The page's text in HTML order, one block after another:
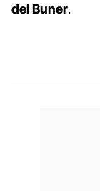
del Buner.